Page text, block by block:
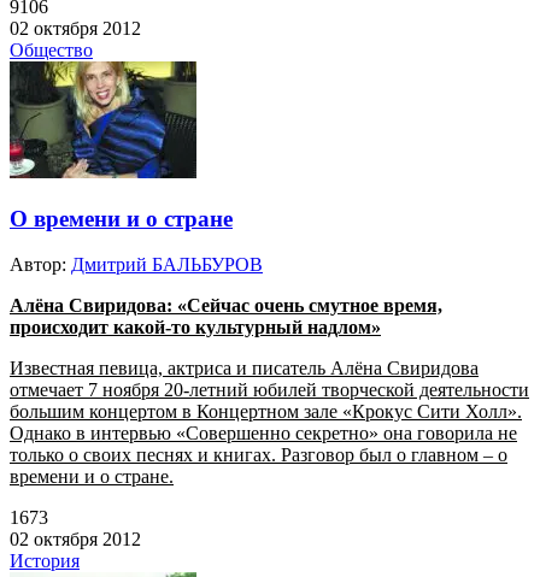
9106
02 октября 2012
Общество
О времени и о стране
Автор: Дмитрий БАЛЬБУРОВ
Алёна Свиридова: «Сейчас очень смутное время,
происходит какой-то культурный надлом»
Известная певица, актриса и писатель Алёна Свиридова
отмечает 7 ноября 20-летний юбилей творческой деятельности
большим концертом в Концертном зале «Крокус Сити Холл».
Однако в интервью «Совершенно секретно» она говорила не
только о своих песнях и книгах. Разговор был о главном – о
времени и о стране.
1673
02 октября 2012
История